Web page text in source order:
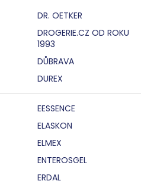
DR. OETKER
DROGERIE.CZ OD ROKU
1993
DŮBRAVA
DUREX
EESSENCE
ELASKON
ELMEX
ENTEROSGEL
ERDAL